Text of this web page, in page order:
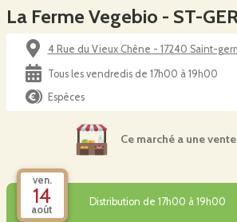
4 Rue du Vieux Chêne - 17240 Saint-
Tous les vendredis de 17h00 à 19h00
Espèces
Ce marché a une
ven.
14
août
Distribution de 17h00 à 19h00